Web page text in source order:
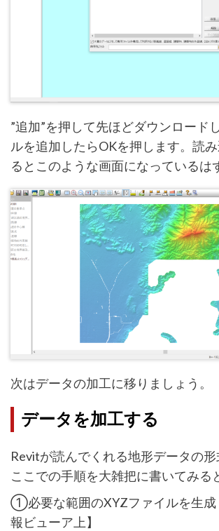
”追加”を押して先ほどダウンロード
ルを追加したらOKを押します。読
るとこのような画面になっているは
次はデータの加工に移りましょう。
データを加工する
Revitが読んでくれる地形データの形
ここでの手順を大雑把に書いてみる
①必要な範囲のXYZファイルを生成
報ビューア上】